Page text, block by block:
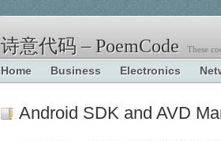
诗意代码 – PoemCode These
Home Business Electronics
Android SDK and AVD